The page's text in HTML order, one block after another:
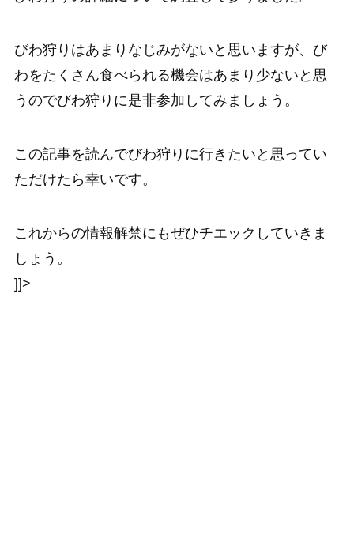
びわ狩りはあまりなじみがないと思いますが、び
わをたくさん食べられる機会はあまり少ないと思
うのでびわ狩りに是非参加してみましょう。
この記事を読んでびわ狩りに行きたいと思ってい
ただけたら幸いです。
これからの情報解禁にもぜひチエックしていきま
しょう。
]]>